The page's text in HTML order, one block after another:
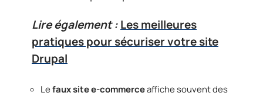
Lire également :Les meilleures
pratiques pour sécuriser votre site
Drupal
Lefaux site e-commerceaffiche souvent des